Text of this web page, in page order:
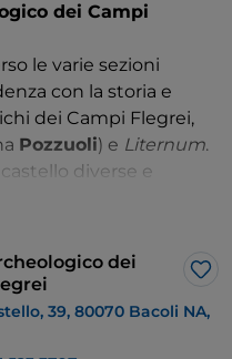
dei Campi
le varie sezioni
con la storia e
dei Campi Flegrei,
Pozzuoli) e ​ Liternum​.
diverse e
sull’intero golfo di
dei
39, 80070 Bacoli NA,